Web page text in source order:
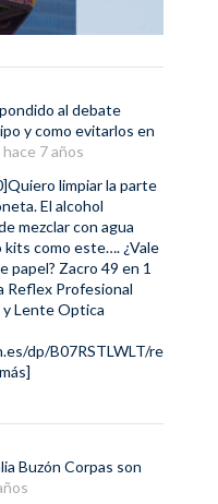
al debate
y como evitarlos en
hace 7 años
limpiar la parte
El alcohol
mezclar con agua
kits como este…. ¿Vale
papel? Zacro 49 en 1
Reflex Profesional
y Lente Optica
dp/B07RSTLWLT/re
Buzón Corpas son